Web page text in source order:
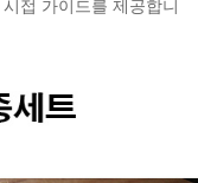
접 가이드를 제공합니